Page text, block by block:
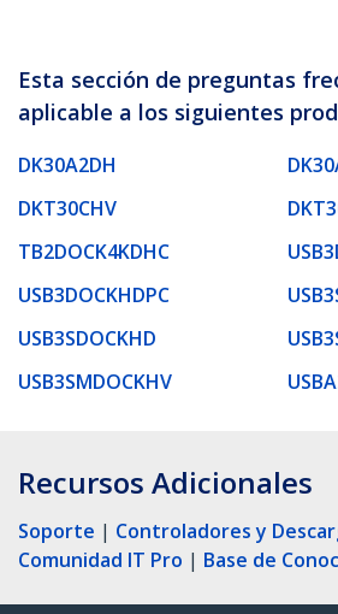
Esta sección de preguntas
aplicable a los siguientes
DK30A2DH
DKT30CHV
TB2DOCK4KDHC
USB3DOCKHDPC
USB3SDOCKHD
USB3SMDOCKHV
Recursos Adicionales
Soporte | Controladores y
Comunidad IT Pro | Base de